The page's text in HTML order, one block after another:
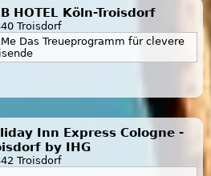
HOTEL Köln-Troisdorf
Troisdorf
Das Treueprogramm für clevere
Inn Express Cologne -
by IHG
Troisdorf